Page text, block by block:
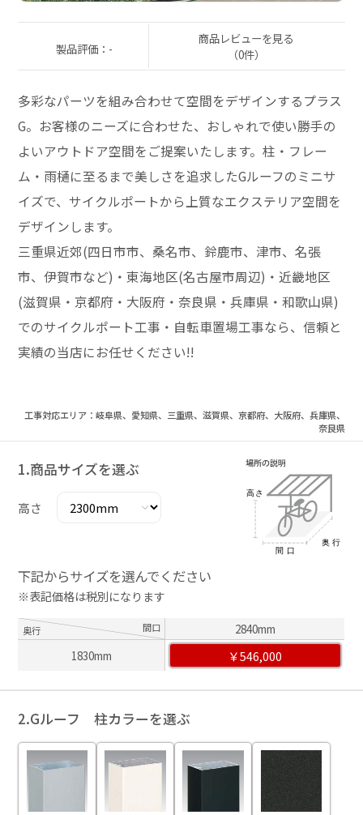
製品評価：-
商品レビューを見る
（0件）
多彩なパーツを組み合わせて空間をデザインするプラス
G。お客様のニーズに合わせた、おしゃれで使い勝手の
よいアウトドア空間をご提案いたします。柱・フレー
ム・雨樋に至るまで美しさを追求したGルーフのミニサ
イズで、サイクルポートから上質なエクステリア空間を
デザインします。
三重県近郊(四日市市、桑名市、鈴鹿市、津市、名張
市、伊賀市など)・東海地区(名古屋市周辺)・近畿地区
(滋賀県・京都府・大阪府・奈良県・兵庫県・和歌山県)
でのサイクルポート工事・自転車置場工事なら、信頼と
実績の当店にお任せください!!
工事対応エリア：岐阜県、愛知県、三重県、滋賀県、京都府、大阪府、兵庫県、
奈良県
1.商品サイズを選ぶ
高さ
下記からサイズを選んでください
※表記価格は税別になります
奥行 間口
2840mm
1830mm
￥546,000
2.Gルーフ 柱カラーを選ぶ